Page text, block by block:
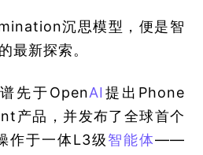
沉思模型，便是智
最新探索。
先于OpenAI提出Phone
产品，并发布了全球首个
作于一体L3级智能体——